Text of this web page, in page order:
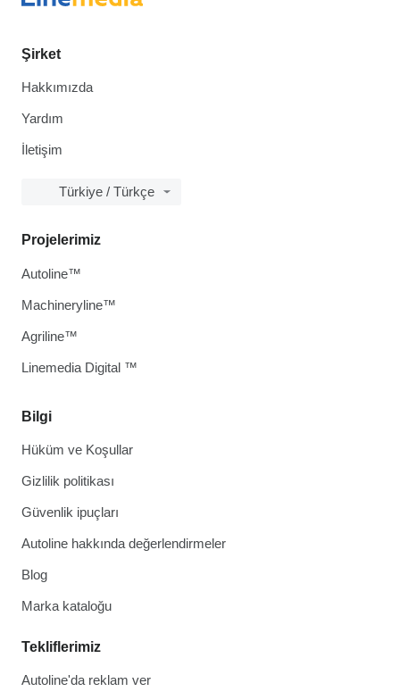
Şirket
Hakkımızda
Yardım
İletişim
Türkiye / Türkçe
Bilgi
Hüküm ve Koşullar
Gizlilik politikası
Güvenlik ipuçları
Autoline hakkında değerlendirmeler
Blog
Marka kataloğu
Tekliflerimiz
Autoline'da reklam ver
Projelerimiz
Autoline™
Machineryline™
Agriline™
Linemedia Digital ™